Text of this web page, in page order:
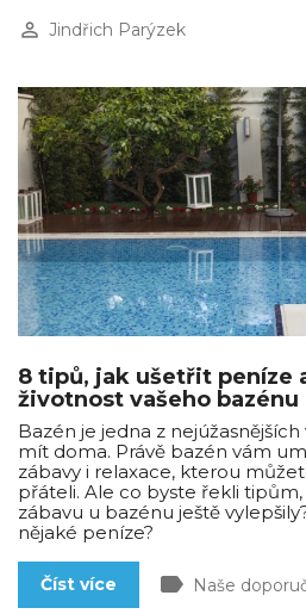
perm_identity Jindřich Parýzek
8 tipů, jak ušetřit peníze
životnost vašeho bazénu
Bazén je jedna z
mít doma. Právě bazén vám
zábavy i relaxace, kterou
přáteli. Ale co byste řekli
zábavu u bazénu ještě
nějaké peníze?
Číst více label Naše